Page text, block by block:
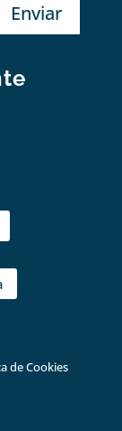
Enviar
de Cookies